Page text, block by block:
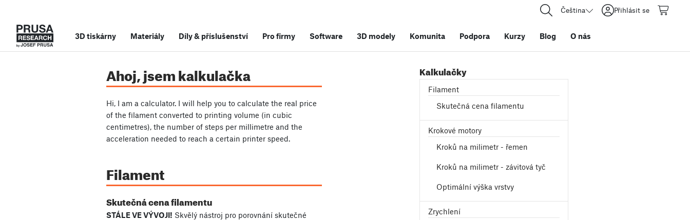
Čeština Přihlásit se
3D tiskárny Materiály Díly& příslušenství Pro firmy Software 3D modely Komunita Podpora Kurzy Blog O nás
Ahoj, jsem kalkulačka
Hi, I am a calculator. I will help you to calculate the real price
of the filament converted to printing volume (in cubic
centimetres), the number of steps per millimetre and the
acceleration needed to reach a certain printer speed.
Filament
Skutečná cena filamentu
STÁLE VE VÝVOJI! Skvělý nástroj pro porovnání skutečné
Kalkulačky
Filament
Skutečná cena filamentu
Krokové motory
Kroků na milimetr - řemen
Kroků na milimetr - závitová tyč
Optimální výška vrstvy
Zrychlení